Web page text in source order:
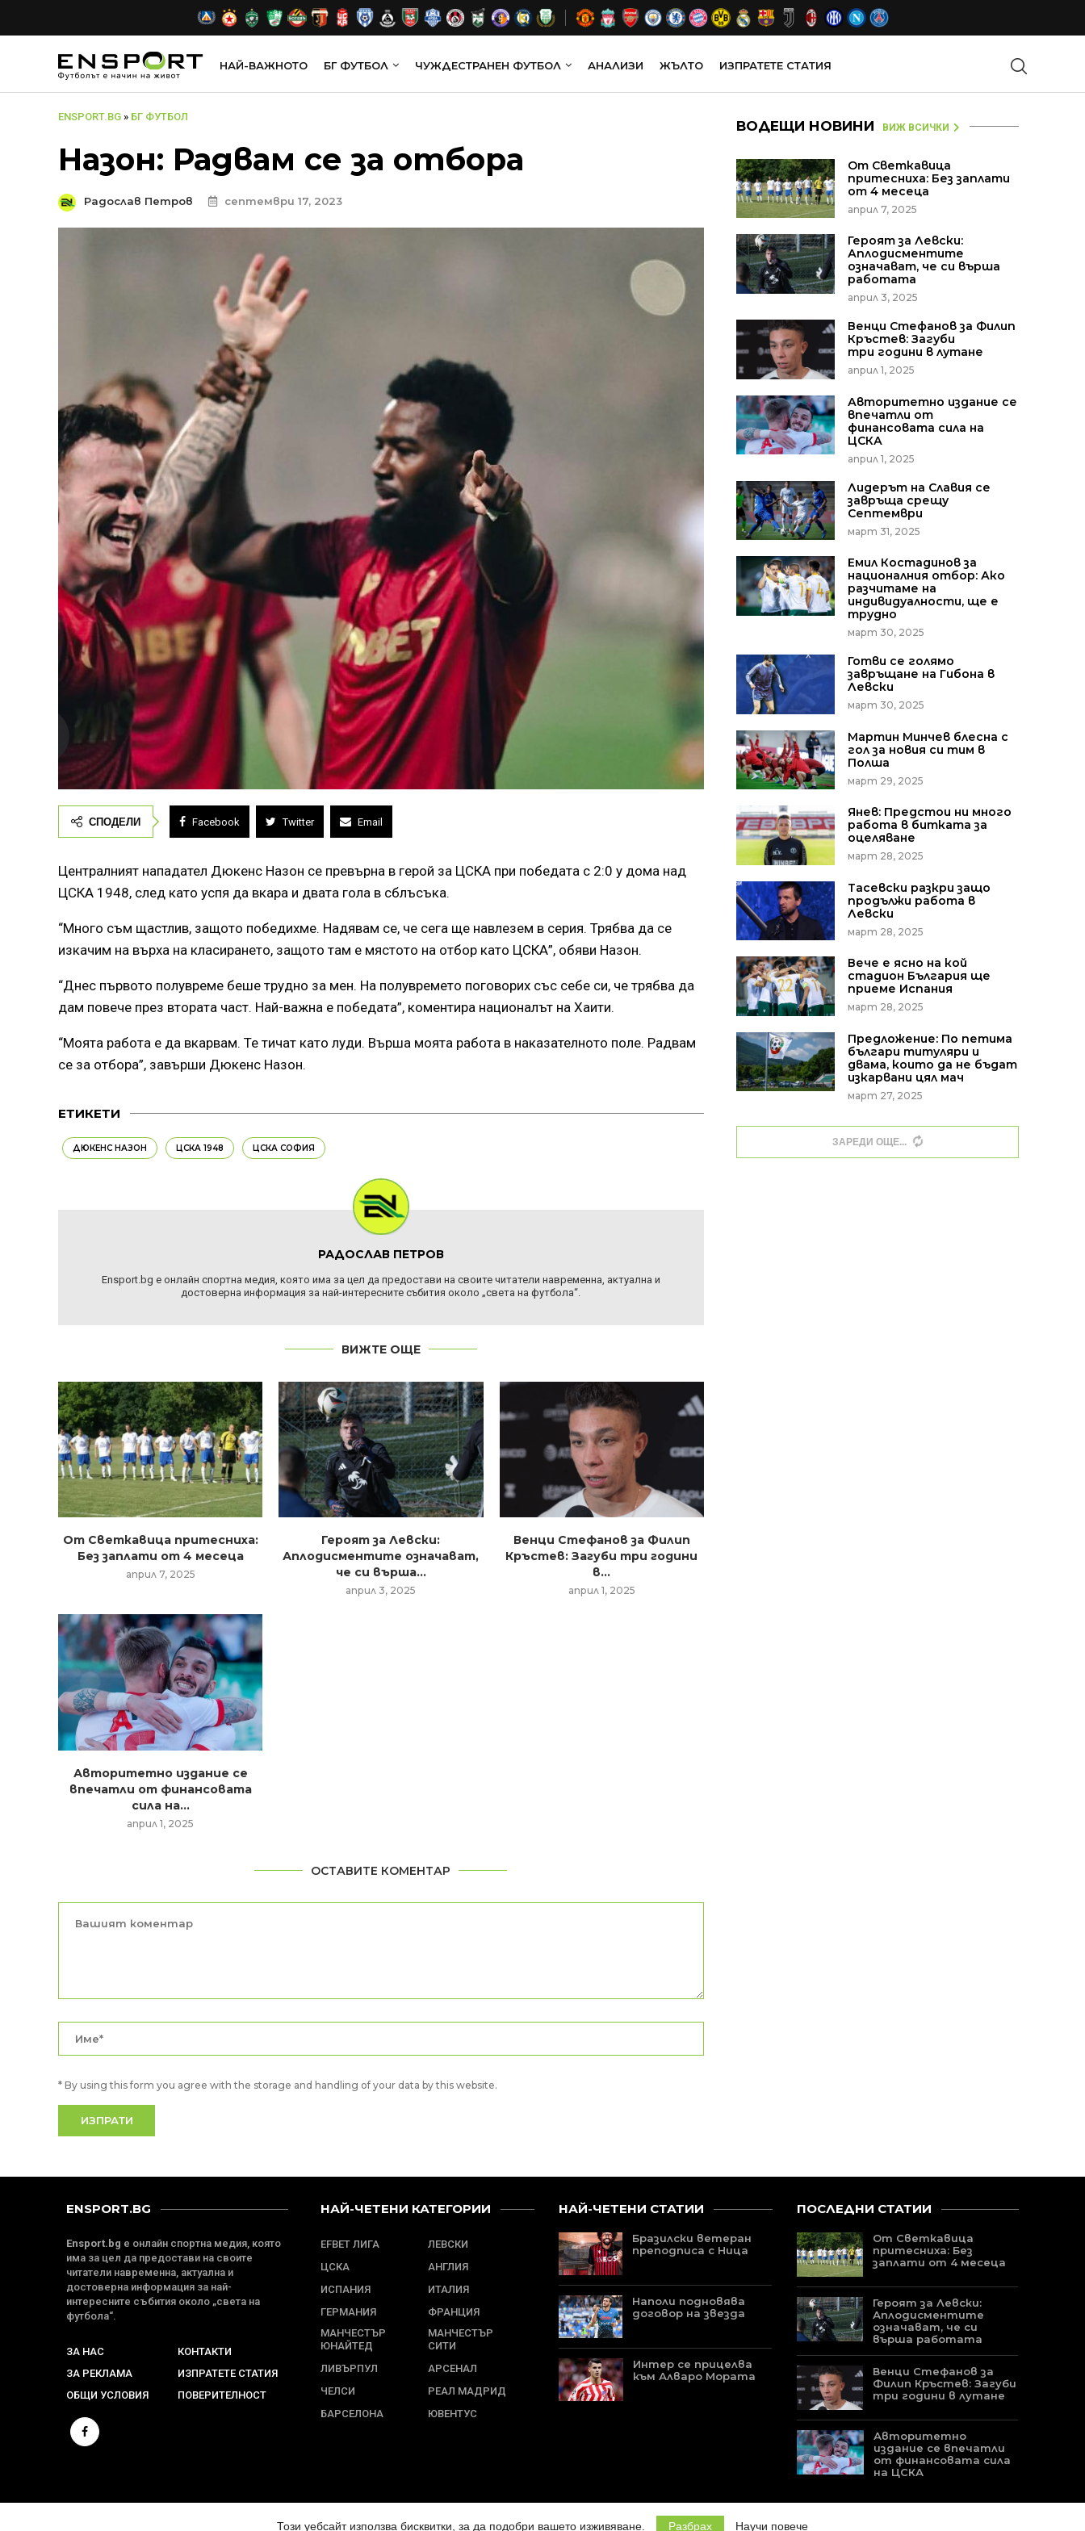
НАЙ-ВАЖНОТО БГ ФУТБОЛ ЧУЖДЕСТРАНЕН ФУТБОЛ АНАЛИЗИ ЖЪЛТО ИЗПРАТЕТЕ СТАТИЯ
ENSPORT.BG » БГ ФУТБОЛ
Назон: Радвам се за отбора
Радослав Петров септември 17, 2023
СПОДЕЛИ Facebook Twitter Email
Централният нападател Дюкенс Назон се превърна в герой за ЦСКА при победата с 2:0 у дома над
ЦСКА 1948, след като успя да вкара и двата гола в сблъсъка.
“Много съм щастлив, защото победихме. Надявам се, че сега ще навлезем в серия. Трябва да се
изкачим на върха на класирането, защото там е мястото на отбор като ЦСКА”, обяви Назон.
“Днес първото полувреме беше трудно за мен. На полувремето поговорих със себе си, че трябва да
дам повече през втората част. Най-важна е победата”, коментира националът на Хаити.
“Моята работа е да вкарвам. Те тичат като луди. Върша моята работа в наказателното поле. Радвам
се за отбора”, завърши Дюкенс Назон.
ЕТИКЕТИ
ДЮКЕНС НАЗОН ЦСКА 1948 ЦСКА СОФИЯ
РАДОСЛАВ ПЕТРОВ
Ensport.bg е онлайн спортна медия, която има за цел да предостави на своите читатели навременна, актуална и
достоверна информация за най-интересните събития около „света на футбола“.
ВИЖТЕ ОЩЕ
От Светкавица притесниха:
Без заплати от 4 месеца
април 7, 2025
Героят за Левски:
Аплодисментите означават,
че си върша...
април 3, 2025
Венци Стефанов за Филип
Кръстев: Загуби три години
в...
април 1, 2025
Авторитетно издание се
впечатли от финансовата
сила на...
април 1, 2025
ОСТАВИТЕ КОМЕНТАР
* By using this form you agree with the storage and handling of your data by this website.
ВОДЕЩИ НОВИНИ ВИЖ ВСИЧКИ
От Светкавица
притесниха: Без заплати
от 4 месеца
април 7, 2025
Героят за Левски:
Аплодисментите
означават, че си върша
работата
април 3, 2025
Венци Стефанов за Филип
Кръстев: Загуби
три години в лутане
април 1, 2025
Авторитетно издание се
впечатли от
финансовата сила на
ЦСКА
април 1, 2025
Лидерът на Славия се
завръща срещу
Септември
март 31, 2025
Емил Костадинов за
националния отбор: Ако
разчитаме на
индивидуалности, ще е
трудно
март 30, 2025
Готви се голямо
завръщане на Гибона в
Левски
март 30, 2025
Мартин Минчев блесна с
гол за новия си тим в
Полша
март 29, 2025
Янев: Предстои ни много
работа в битката за
оцеляване
март 28, 2025
Тасевски разкри защо
продължи работа в
Левски
март 28, 2025
Вече е ясно на кой
стадион България ще
приеме Испания
март 28, 2025
Предложение: По петима
българи титуляри и
двама, които да не бъдат
изкарвани цял мач
март 27, 2025
ЗАРЕДИ ОЩЕ
ENSPORT.BG
Ensport.bg е онлайн спортна медия, която
има за цел да предостави на своите
читатели навременна, актуална и
достоверна информация за най-
интересните събития около „света на
футбола“.
ЗА НАС
КОНТАКТИ
ЗА РЕКЛАМА
ИЗПРАТЕТЕ СТАТИЯ
ОБЩИ УСЛОВИЯ
ПОВЕРИТЕЛНОСТ
НАЙ-ЧЕТЕНИ КАТЕГОРИИ
EFBET ЛИГА
ЛЕВСКИ
ЦСКА
АНГЛИЯ
ИСПАНИЯ
ИТАЛИЯ
ГЕРМАНИЯ
ФРАНЦИЯ
МАНЧЕСТЪР
ЮНАЙТЕД
МАНЧЕСТЪР
СИТИ
ЛИВЪРПУЛ
АРСЕНАЛ
ЧЕЛСИ
РЕАЛ МАДРИД
БАРСЕЛОНА
ЮВЕНТУС
НАЙ-ЧЕТЕНИ СТАТИИ
Бразилски ветеран
преподписа с Ница
Наполи подновява
договор на звезда
Интер се прицелва
към Алваро Мората
ПОСЛЕДНИ СТАТИИ
От Светкавица
притесниха: Без
заплати от 4 месеца
Героят за Левски:
Аплодисментите
означават, че си
върша работата
Венци Стефанов за
Филип Кръстев: Загуби
три години в лутане
Авторитетно
издание се впечатли
от финансовата сила
на ЦСКА
© 2024 ENSPORT.BG. ВСИЧКИ ПРАВА ЗАПАЗЕНИ. УЕБ-ДИЗАЙН И ИЗРАБОТКА ОТ
Този уебсайт използва бисквитки, за да подобри вашето изживяване. Разбрах Научи повече